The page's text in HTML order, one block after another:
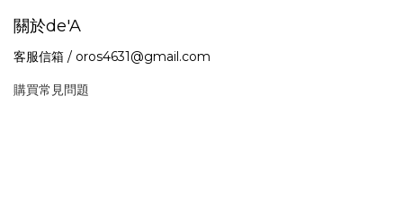
關於de'A
客服信箱 / oros4631@gmail.com
購買常見問題